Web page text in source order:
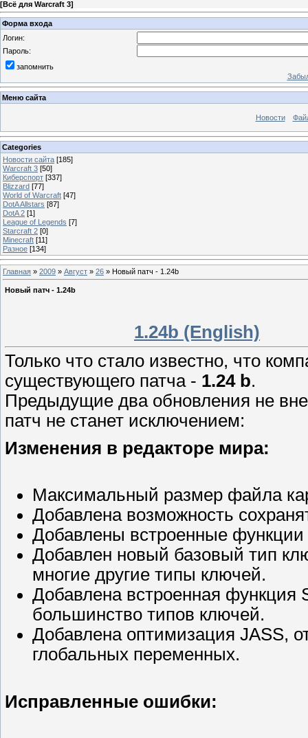
[Всё для Warcraft 3]
Форма входа
Логин:
Пароль:
запомнить
Меню сайта
Новости
Categories
Новости сайта [185]
Warcraft 3 [50]
Киберспорт [337]
Blizzard [77]
World of Warcraft [47]
DotA Allstars [87]
DotA 2 [1]
League of Legends [7]
Starcraft 2 [0]
Minecraft [11]
Разное [134]
Главная » 2009 » Август » 26 » Новый патч - 1.24b
Новый патч - 1.24b
1.24b (English)
Только что стало известно, что
существующего патча - 1.24 b.
Предыдущие два обновления не
патч не станет исключением:
Изменения в редакторе мира:
Максимальный размер файла
Добавлена возможность
Добавлены встроенные функции
Добавлен новый базовый тип
многие другие типы ключей.
Добавлена встроенная функция
большинство типов ключей.
Добавлена оптимизация JASS,
глобальных переменных.
Исправленные ошибки: